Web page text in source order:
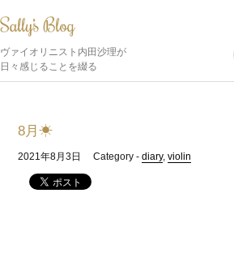
ヴァイオリニスト内田沙理が
日々感じることを綴る
8月☀
2021年8月3日 Category -diary,violin